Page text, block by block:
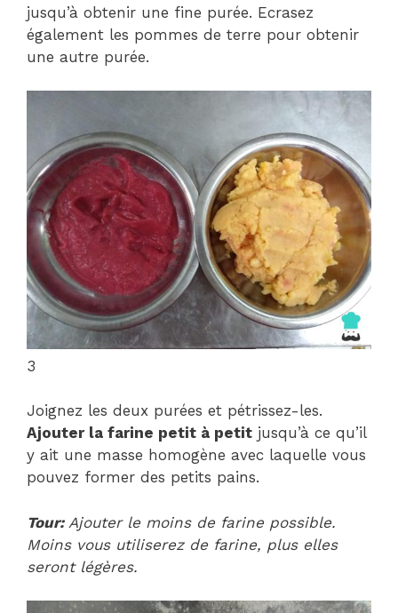
jusqu’à obtenir une fine purée. Ecrasez
également les pommes de terre pour obtenir
une autre purée.
3
Joignez les deux purées et pétrissez-les.
Ajouter la farine petit à petit jusqu’à ce qu’il
y ait une masse homogène avec laquelle vous
pouvez former des petits pains.
Tour:Ajouter le moins de farine possible.
Moins vous utiliserez de farine, plus elles
seront légères.